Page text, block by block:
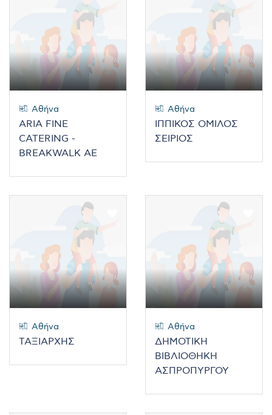
Αθήνα
ARIA FINE
CATERING -
BREAKWALK ΑΕ
Αθήνα
ΙΠΠΙΚΟΣ ΟΜΙΛΟΣ
ΣΕΙΡΙΟΣ
Αθήνα
ΤΑΞΙΑΡΧΗΣ
Αθήνα
ΔΗΜΟΤΙΚΗ
ΒΙΒΛΙΟΘΗΚΗ
ΑΣΠΡΟΠΥΡΓΟΥ